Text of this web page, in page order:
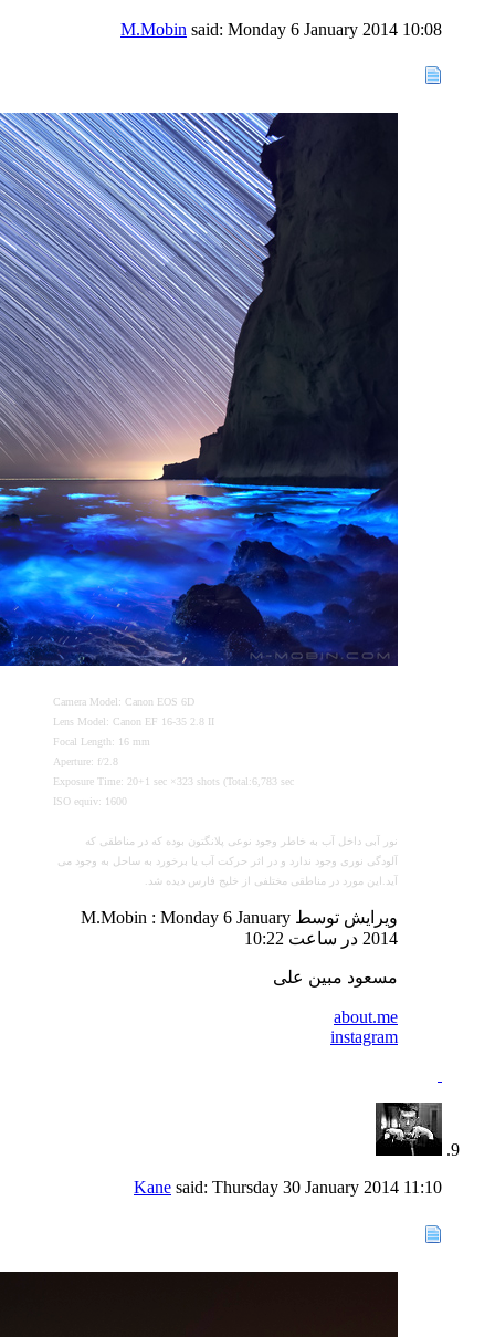
M.Mobin said: Monday 6 January 2014 10:08
Camera Model: Canon EOS 6D
Lens Model: Canon EF 16-35 2.8 II
Focal Length: 16 mm
Aperture: f/2.8
Exposure Time: 20+1 sec ×323 shots (Total:6,783 sec
ISO equiv: 1600
نور آبی داخل آب به خاطر وجود نوعی پلانگتون بوده که در مناطقی که
آلودگی نوری وجود ندارد و در اثر حرکت آب یا برخورد به ساحل به وجود می
آید.این مورد در مناطقی مختلفی از خلیج فارس دیده شد.
ویرایش توسط M.Mobin : Monday 6 January
2014 در ساعت
10:22
مسعود مبین علی
about.me
instagram
Kane said: Thursday 30 January 2014 11:10